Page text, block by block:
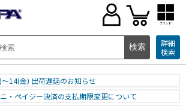
ブランド
詳細
検索
14(金) 出荷遅延のお知らせ
・ペイジー決済の支払期限変更について